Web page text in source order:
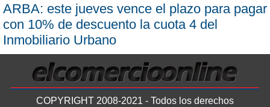
ARBA: este jueves vence el plazo para pagar
con 10% de descuento la cuota 4 del
Inmobiliario Urbano
COPYRIGHT 2008-2021 - Todos los derechos